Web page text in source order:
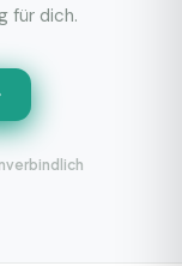
für dich.